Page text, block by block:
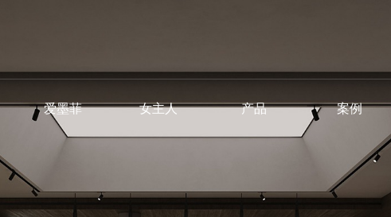
爱墨菲 女主人 产品 案例